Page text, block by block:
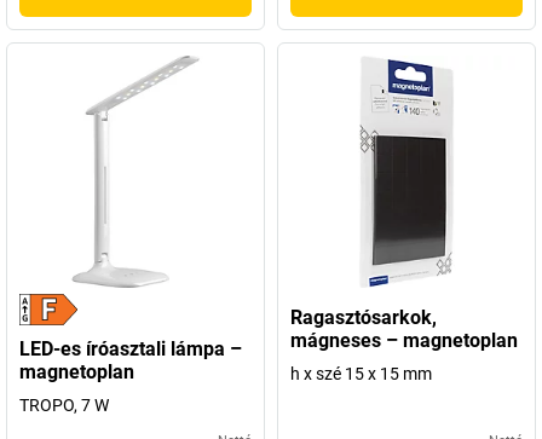
LED-es íróasztali lámpa –
magnetoplan
TROPO, 7 W
Ragasztósarkok,
mágneses – magnetoplan
h x szé 15 x 15 mm